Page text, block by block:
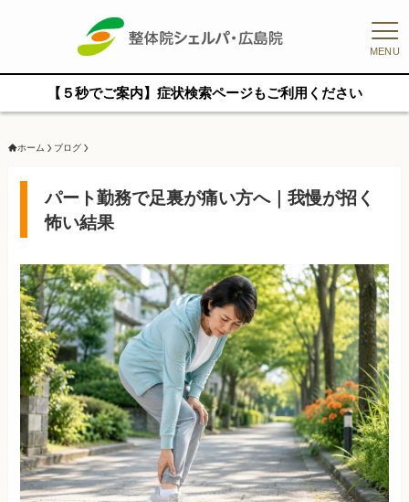
MENU
【５秒でご案内】症状検索ページもご利用ください
ホーム ブログ
パート勤務で足裏が痛い方へ｜我慢が招く
怖い結果